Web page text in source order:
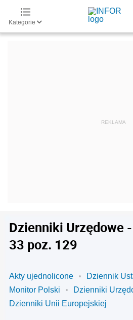
Kategorie
Dzienniki Urzędowe
33 poz. 129
Akty ujednolicone
Dziennik
Monitor Polski
Dzienniki
Dzienniki Unii Europejskiej